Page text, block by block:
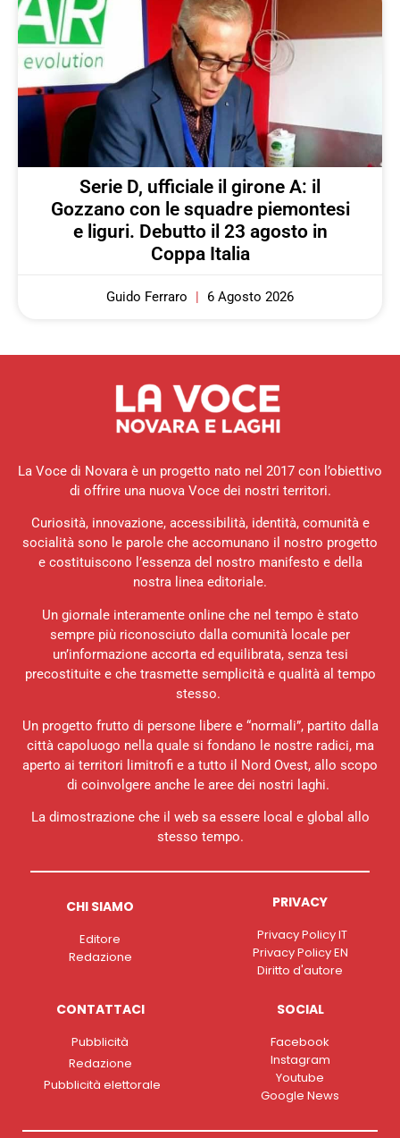
Serie D, ufficiale il girone A: il
Gozzano con le squadre piemontesi
e liguri. Debutto il 23 agosto in
Coppa Italia
Guido Ferraro 6 Agosto 2026
La Voce di Novara è un progetto nato nel 2017 con l’obiettivo
di offrire una nuova Voce dei nostri territori.
Curiosità, innovazione, accessibilità, identità, comunità e
socialità sono le parole che accomunano il nostro progetto
e costituiscono l’essenza del nostro manifesto e della
nostra linea editoriale.
Un giornale interamente online che nel tempo è stato
sempre più riconosciuto dalla comunità locale per
un’informazione accorta ed equilibrata, senza tesi
precostituite e che trasmette semplicità e qualità al tempo
stesso.
Un progetto frutto di persone libere e “normali”, partito dalla
città capoluogo nella quale si fondano le nostre radici, ma
aperto ai territori limitrofi e a tutto il Nord Ovest, allo scopo
di coinvolgere anche le aree dei nostri laghi.
La dimostrazione che il web sa essere local e global allo
stesso tempo.
CHI SIAMO
Editore
Redazione
PRIVACY
Privacy Policy IT
Privacy Policy EN
Diritto d'autore
CONTATTACI
Pubblicità
Redazione
Pubblicità elettorale
SOCIAL
Facebook
Instagram
Youtube
Google News